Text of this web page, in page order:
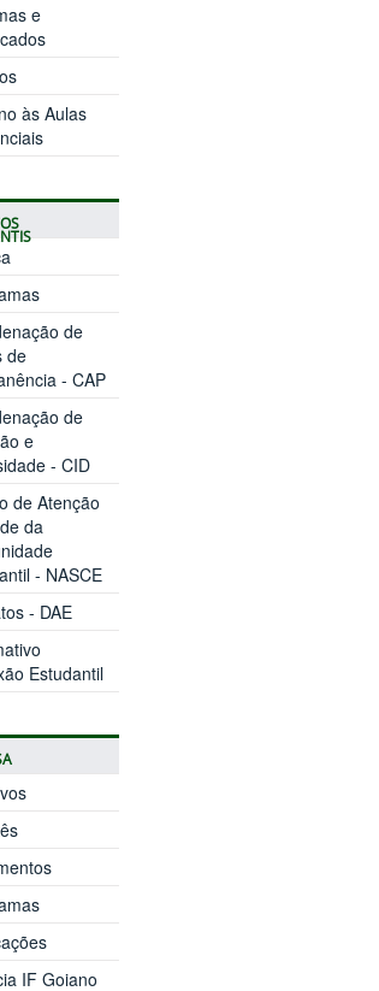
e
às Aulas
de
de
- CAP
de
e
- CID
de Atenção
da
- NASCE
- DAE
Estudantil
IF Goiano